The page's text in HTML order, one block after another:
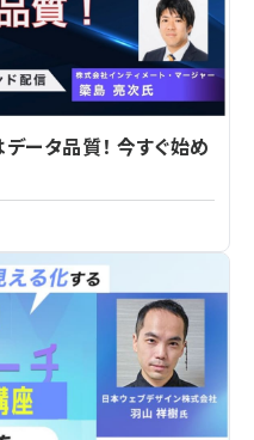
ータ品質！ 今すぐ始め